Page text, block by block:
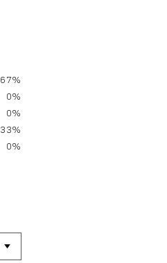
67%
0%
0%
33%
0%